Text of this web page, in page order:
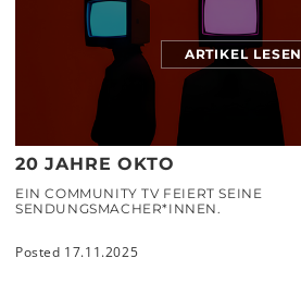
ARTIKEL LESEN
20 JAHRE OKTO
EIN COMMUNITY TV FEIERT SEINE
SENDUNGSMACHER*INNEN.
Posted 17.11.2025